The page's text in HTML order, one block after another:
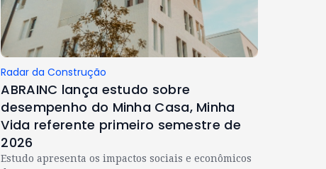
Radar da Construção
ABRAINC lança estudo sobre
desempenho do Minha Casa, Minha
Vida referente primeiro semestre de
2026
Estudo apresenta os impactos sociais e econômicos